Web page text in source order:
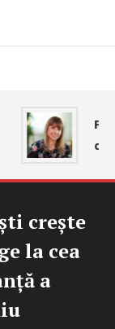
crește
la cea
a